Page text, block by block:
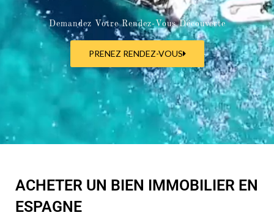
Demandez Votre Rendez-Vous Découverte
ACHETER UN BIEN IMMOBILIER EN
ESPAGNE